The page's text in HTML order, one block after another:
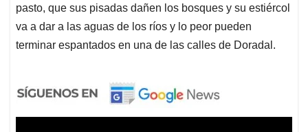
pasto, que sus pisadas dañen los bosques y su estiércol
va a dar a las aguas de los ríos y lo peor pueden
terminar espantados en una de las calles de Doradal.